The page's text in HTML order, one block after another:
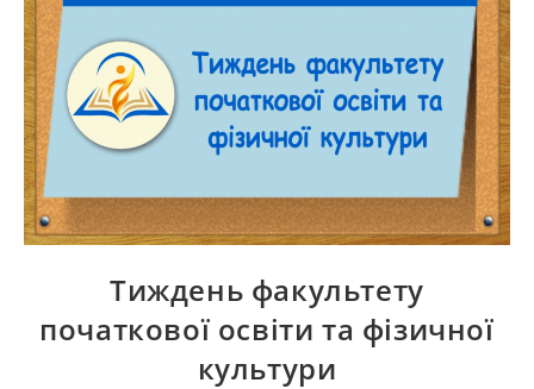
Тиждень факультету
початкової освіти та фізичної
культури